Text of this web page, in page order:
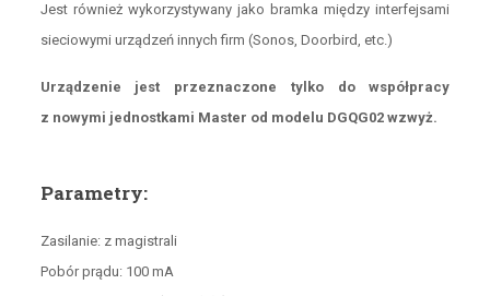
Jest również wykorzystywany jako bramka między interfejsami
sieciowymi urządzeń innych firm (Sonos, Doorbird, etc.)
Urządzenie jest przeznaczone tylko do współpracy
z nowymi jednostkami Master od modelu DGQG02 wzwyż.
Parametry:
Zasilanie: z magistrali
Pobór prądu: 100 mA